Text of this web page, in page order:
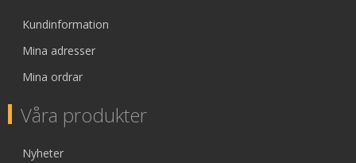
Kundinformation
Mina adresser
Mina ordrar
Våra produkter
Nyheter